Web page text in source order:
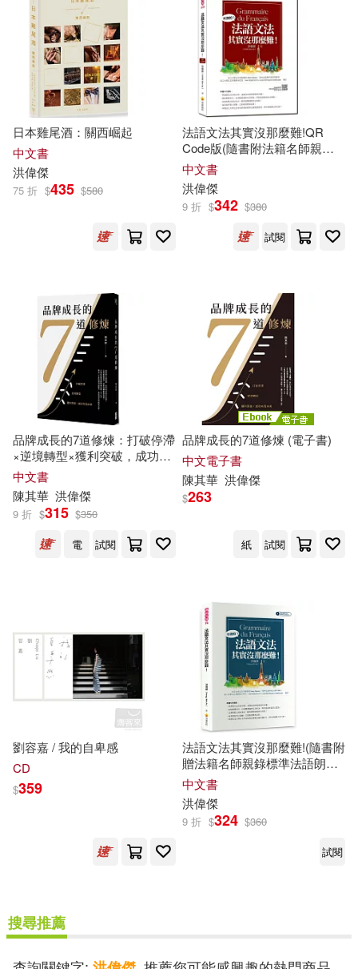
舒宓 Shu Mi(1)
許芸禎 Reina Hsu(1)
高永霈 Pedison Kao(1)
出版社 (可複選)
貳五有限公司(2) 亞神音樂(1)
配送方式 (可複選)
可超商取貨(7) 可海外宅配(7)
可港澳店取(7)
可新加坡店取(6)
電子書 (可複選)
適合手機平板閱讀(1)
其他
作者/演唱/譯/編/繪(7)
範圍
日本雞尾酒：關西崛起
中文書
洪偉傑
75 折 $435 $580
法語文法其實沒那麼難!QR
Code版(隨書附法籍名師親錄
標準法語朗讀音檔QR Code)
中文書
洪偉傑
9 折 $342 $380
試閱
品牌成長的7道修煉：打破停滯
×逆境轉型×獲利突破，成功布
局未來
中文書
陳其華 洪偉傑
9 折 $315 $350
電
試閱
品牌成長的7道修煉 (電子書)
中文電子書
陳其華 洪偉傑
$263
紙 試閱
劉容嘉 / 我的自卑感
CD
$359
法語文法其實沒那麼難!(隨書附
贈法籍名師親錄標準法語朗讀
MP3)
中文書
洪偉傑
9 折 $324 $360
試閱
搜尋推薦